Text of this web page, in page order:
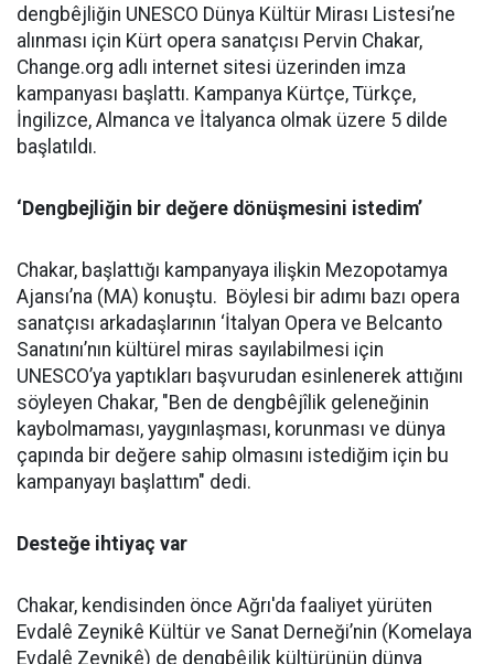
dengbêjliğin UNESCO Dünya Kültür Mirası Listesi’ne
alınması için Kürt opera sanatçısı Pervin Chakar,
Change.org adlı internet sitesi üzerinden imza
kampanyası başlattı. Kampanya Kürtçe, Türkçe,
İngilizce, Almanca ve İtalyanca olmak üzere 5 dilde
başlatıldı.
‘Dengbejliğin bir değere dönüşmesini istedim’
Chakar, başlattığı kampanyaya ilişkin Mezopotamya
Ajansı’na (MA) konuştu. Böylesi bir adımı bazı opera
sanatçısı arkadaşlarının ‘İtalyan Opera ve Belcanto
Sanatını’nın kültürel miras sayılabilmesi için
UNESCO’ya yaptıkları başvurudan esinlenerek attığını
söyleyen Chakar, "Ben de dengbêjîlik geleneğinin
kaybolmaması, yaygınlaşması, korunması ve dünya
çapında bir değere sahip olmasını istediğim için bu
kampanyayı başlattım" dedi.
Desteğe ihtiyaç var
Chakar, kendisinden önce Ağrı'da faaliyet yürüten
Evdalê Zeynikê Kültür ve Sanat Derneği’nin (Komelaya
Evdalê Zeynikê) de dengbêjlik kültürünün dünya